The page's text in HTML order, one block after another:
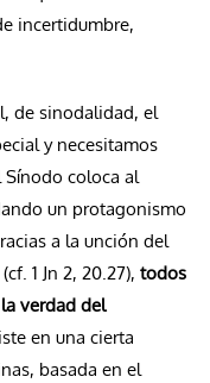
incertidumbre,
de sinodalidad, el
y necesitamos
coloca al
un protagonismo
a la unción del
1 Jn 2, 20.27), todos
verdad del
en una cierta
basada en el